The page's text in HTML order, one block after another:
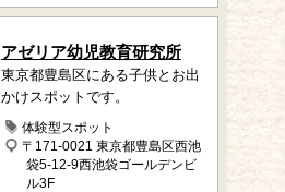
アゼリア幼児教育研究所
東京都豊島区にある子供とお出
かけスポットです。
体験型スポット
〒171-0021 東京都豊島区西池
袋5-12-9西池袋ゴールデンビ
ル3F